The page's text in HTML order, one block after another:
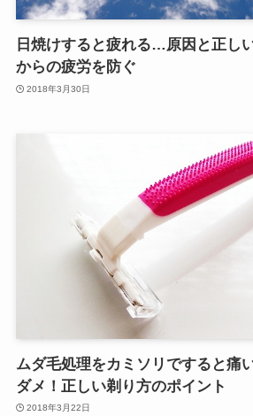
日焼けすると疲れる…原因と正し
からの疲労を防ぐ
2018年3月30日
ムダ毛処理をカミソリですると痛
ダメ！正しい剃り方のポイント
2018年3月22日